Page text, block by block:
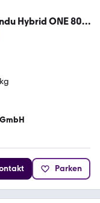
Hybrid ONE 800
58cm
Parken